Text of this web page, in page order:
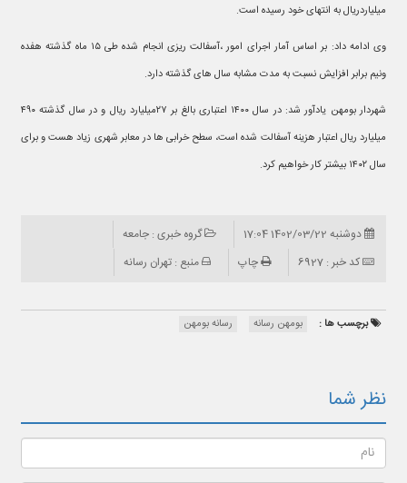
میلیاردریال به انتهای خود رسیده است.
وی ادامه داد: بر اساس آمار اجرای امور ،آسفالت ریزی انجام شده طی ۱۵ ماه گذشته هفده
ونیم برابر افزایش نسبت به مدت مشابه سال های گذشته دارد.
شهردار بومهن یادآور شد: در سال ۱۴۰۰ اعتباری بالغ بر ۲۷میلیارد ریال و در سال گذشته ۴۹۰
میلیارد ریال اعتبار هزینه آسفالت شده است، سطح خرابی ها در معابر شهری زیاد هست و برای
سال ۱۴۰۲ بیشتر کار خواهیم کرد.
دوشنبه 1402/03/22 17:04
گروه خبری : جامعه
کد خبر : 6927
چاپ منبع : تهران رسانه
برچسب ها : بومهن رسانه رسانه بومهن
نظر شما